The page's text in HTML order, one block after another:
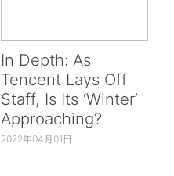
In Depth: As
Tencent Lays Off
Staff, Is Its ‘Winter’
Approaching?
2022年04月01日